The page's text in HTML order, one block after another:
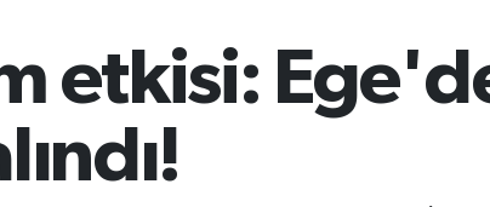
etkisi: